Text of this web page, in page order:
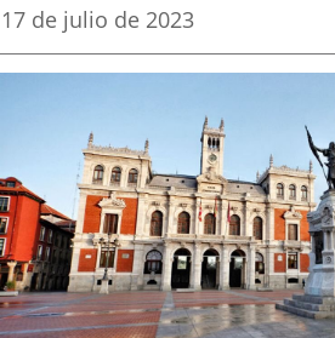
Fecha
la
17 de julio de 2023